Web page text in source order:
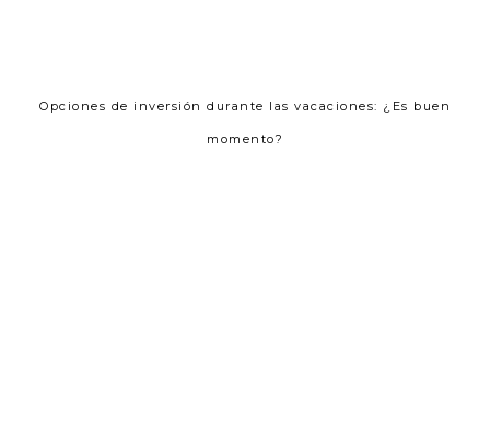
Opciones de inversión durante las vacaciones: ¿Es buen
momento?